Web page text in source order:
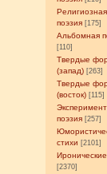
Религиозная
поэзия [175]
Альбомная
[110]
Твердые
(запад) [263]
Твердые
(восток) [115]
поэзия [257]
стихи [2101]
[2370]